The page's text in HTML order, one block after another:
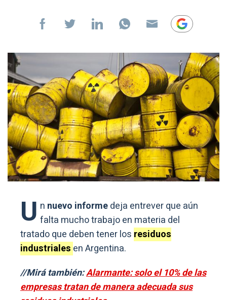
U n nuevo informedeja entrever que aún
falta mucho trabajo en materia del
tratado que deben tener los residuos
industriales en Argentina.
//Mirá también:Alarmante: solo el 10% de las
empresas tratan de manera adecuada sus